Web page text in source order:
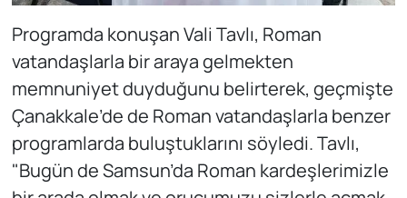
Programda konuşan Vali Tavlı, Roman
vatandaşlarla bir araya gelmekten
memnuniyet duyduğunu belirterek, geçmişte
Çanakkale’de de Roman vatandaşlarla benzer
programlarda buluştuklarını söyledi. Tavlı,
"Bugün de Samsun’da Roman kardeşlerimizle